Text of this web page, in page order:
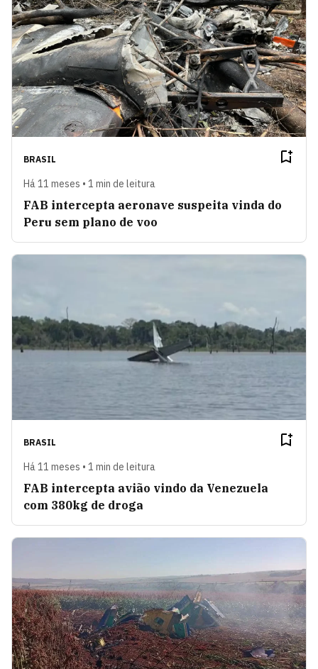
BRASIL
Há 11 meses • 1 min de leitura
FAB intercepta aeronave suspeita vinda do
Peru sem plano de voo
BRASIL
Há 11 meses • 1 min de leitura
FAB intercepta avião vindo da Venezuela
com 380kg de droga